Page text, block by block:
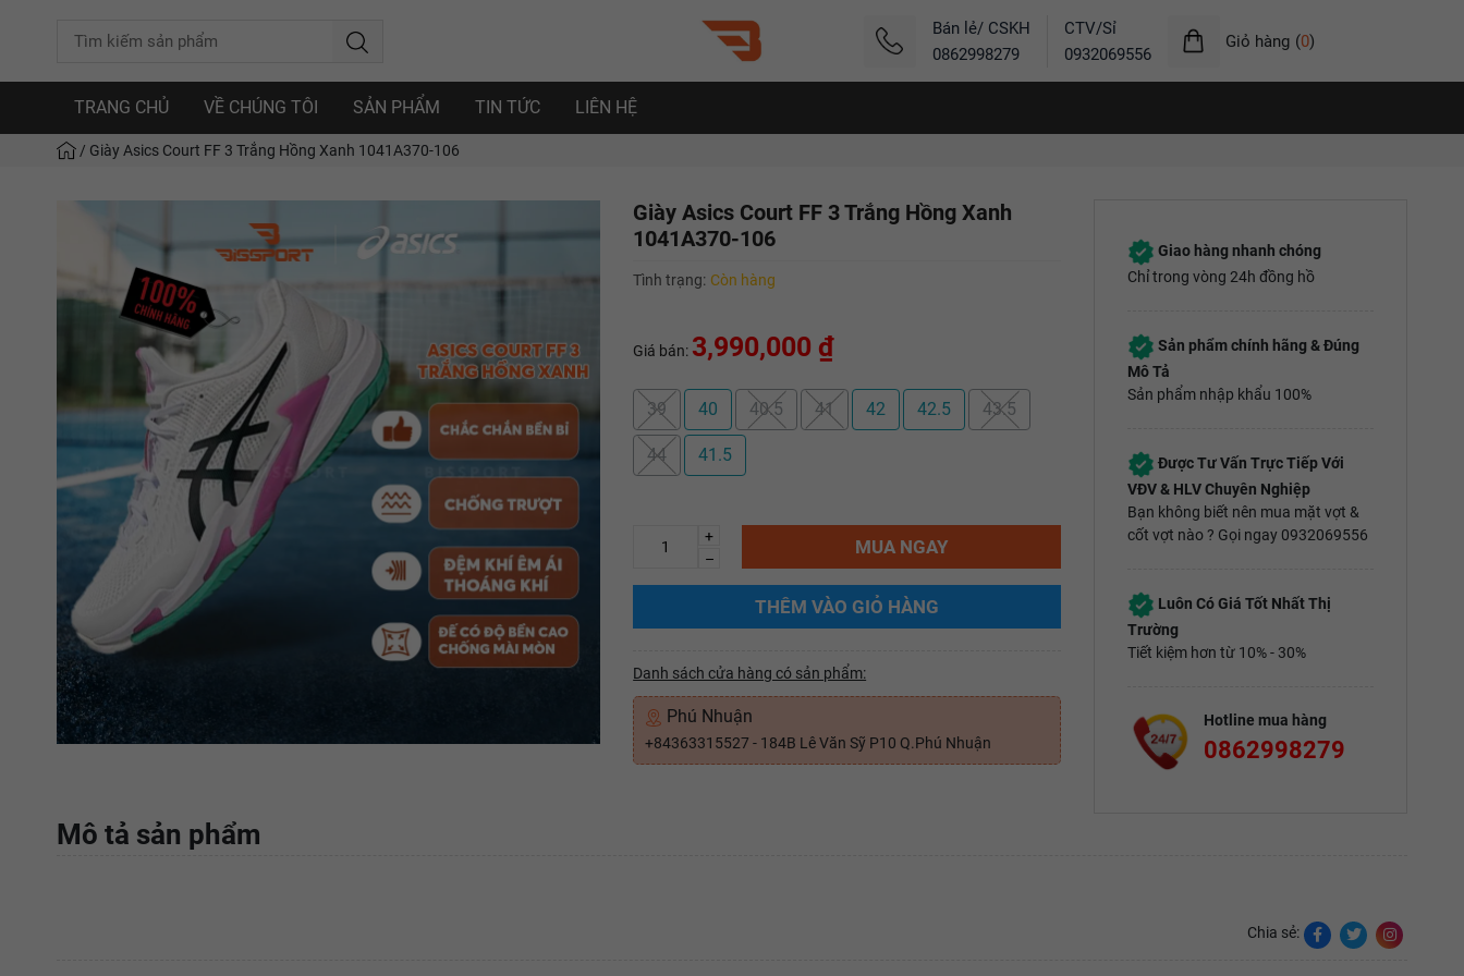
Bán lẻ/ CSKH
0862998279
CTV/Sỉ
0932069556
Giỏ hàng (0)
TRANG CHỦ VỀ CHÚNG TÔI SẢN PHẨM TIN TỨC LIÊN HỆ
/ Giày Asics Court FF 3 Trắng Hồng Xanh 1041A370-106
Giày Asics Court FF 3 Trắng Hồng Xanh
1041A370-106
Tình trạng: Còn hàng
Giá bán: 3,990,000 ₫
39 40 40.5 41 42 42.5 43.5
44 41.5
+
–
MUA NGAY
THÊM VÀO GIỎ HÀNG
Danh sách cửa hàng có sản phẩm:
Phú Nhuận
+84363315527 - 184B Lê Văn Sỹ P10 Q.Phú Nhuận
Giao hàng nhanh chóng
Chỉ trong vòng 24h đồng hồ
Sản phẩm chính hãng & Đúng
Mô Tả
Sản phẩm nhập khẩu 100%
Được Tư Vấn Trực Tiếp Với
VĐV & HLV Chuyên Nghiệp
Bạn không biết nên mua mặt vợt &
cốt vợt nào ? Gọi ngay 0932069556
Luôn Có Giá Tốt Nhất Thị
Trường
Tiết kiệm hơn từ 10% - 30%
Hotline mua hàng
0862998279
Mô tả sản phẩm
Chia sẻ: